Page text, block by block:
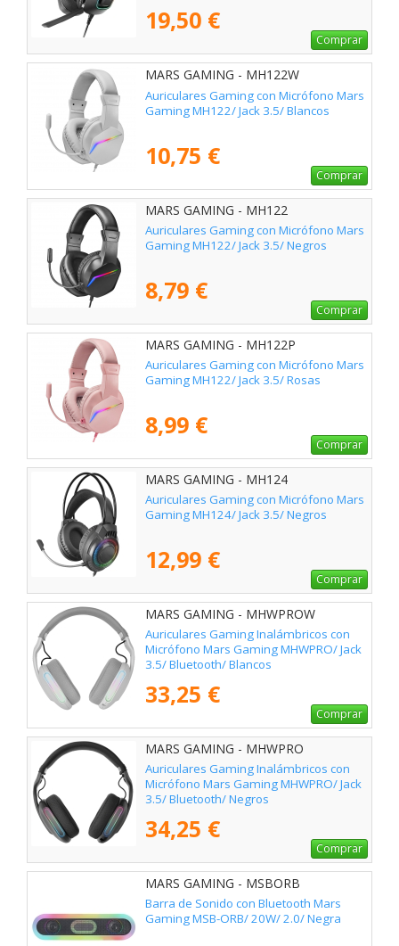
19,50 €
Comprar
MARS GAMING - MH122W
Auriculares Gaming con Micrófono Mars
Gaming MH122/ Jack 3.5/ Blancos
10,75 €
Comprar
MARS GAMING - MH122
Auriculares Gaming con Micrófono Mars
Gaming MH122/ Jack 3.5/ Negros
8,79 €
Comprar
MARS GAMING - MH122P
Auriculares Gaming con Micrófono Mars
Gaming MH122/ Jack 3.5/ Rosas
8,99 €
Comprar
MARS GAMING - MH124
Auriculares Gaming con Micrófono Mars
Gaming MH124/ Jack 3.5/ Negros
12,99 €
Comprar
MARS GAMING - MHWPROW
Auriculares Gaming Inalámbricos con
Micrófono Mars Gaming MHWPRO/ Jack
3.5/ Bluetooth/ Blancos
33,25 €
Comprar
MARS GAMING - MHWPRO
Auriculares Gaming Inalámbricos con
Micrófono Mars Gaming MHWPRO/ Jack
3.5/ Bluetooth/ Negros
34,25 €
Comprar
MARS GAMING - MSBORB
Barra de Sonido con Bluetooth Mars
Gaming MSB-ORB/ 20W/ 2.0/ Negra